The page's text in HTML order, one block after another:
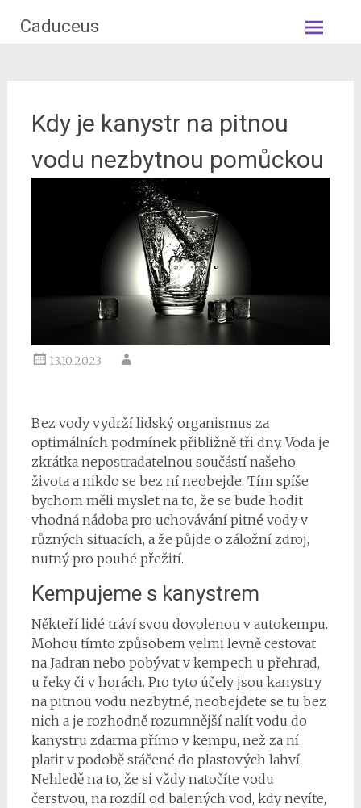
Caduceus
Skip
to
Kdy je kanystr na pitnou
vodu nezbytnou pomůckou
13.10.2023
Bez vody vydrží lidský organismus za
optimálních podmínek přibližně tři dny. Voda je
zkrátka nepostradatelnou součástí našeho
života a nikdo se bez ní neobejde. Tím spíše
bychom měli myslet na to, že se bude hodit
vhodná nádoba pro uchovávání pitné vody v
různých situacích, a že půjde o záložní zdroj,
nutný pro pouhé přežití.
Kempujeme s kanystrem
Někteří lidé tráví svou dovolenou v autokempu.
Mohou tímto způsobem velmi levně cestovat
na Jadran nebo pobývat v kempech u přehrad,
u řeky či v horách. Pro tyto účely jsou kanystry
na pitnou vodu nezbytné, neobejdete se tu bez
nich a je rozhodně rozumnější nalít vodu do
kanystru zdarma přímo v kempu, než za ní
platit v podobě stáčené do plastových lahví.
Nehledě na to, že si vždy natočíte vodu
čerstvou, na rozdíl od balených vod, kdy nevíte,